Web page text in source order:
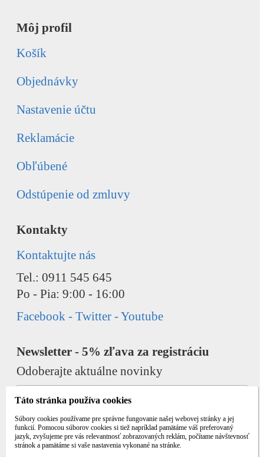
Môj profil
Košík
Objednávky
Nastavenie účtu
Reklamácie
Obľúbené
Odstúpenie od zmluvy
Kontakty
Kontaktujte nás
Tel.: 0911 545 645
Po - Pia: 9:00 - 16:00
Facebook - Twitter - Youtube
Newsletter - 5% zľava za registráciu
Odoberajte aktuálne novinky
Odobrať Pridať
Táto stránka používa cookies
Súbory cookies používame pre správne fungovanie našej webovej stránky a jej
funkcií. Pomocou súborov cookies si tiež napríklad pamätáme váš preferovaný
jazyk, zvyšujeme pre vás relevantnosť zobrazovaných reklám, počítame návštevnosť
stránok a pamätáme si vaše nastavenia vykonané na stránke.